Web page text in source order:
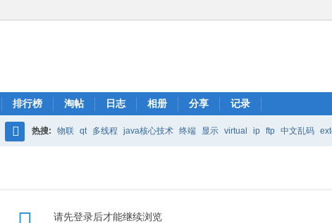
排行榜 淘帖 日志 相册 分享 记录
热搜: 物联 qt 多线程 java核心技术 终端 显示 virtual ip ftp 中文乱码
请先登录后才能继续浏览